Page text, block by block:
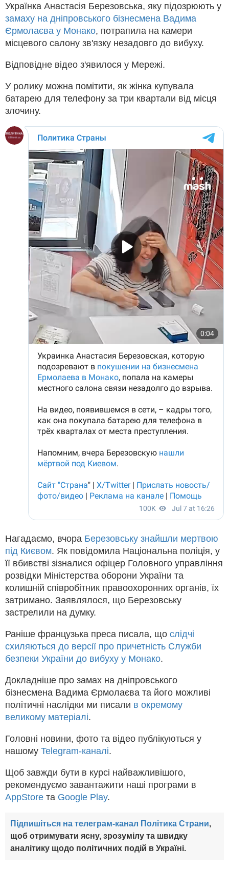
Українка Анастасія Березовська, яку підозрюють у
замаху на дніпровського бізнесмена Вадима
Єрмолаєва у Монако, потрапила на камери
місцевого салону зв'язку незадовго до вибуху.
Відповідне відео з'явилося у Мережі.
У ролику можна помітити, як жінка купувала
батарею для телефону за три квартали від місця
злочину.
Нагадаємо, вчора Березовську знайшли мертвою
під Києвом. Як повідомила Національна поліція, у
її вбивстві зізналися офіцер Головного управління
розвідки Міністерства оборони України та
колишній співробітник правоохоронних органів, їх
затримано. Заявлялося, що Березовську
застрелили на думку.
Раніше французька преса писала, що слідчі
схиляються до версії про причетність Служби
безпеки України до вибуху у Монако.
Докладніше про замах на дніпровського
бізнесмена Вадима Єрмолаєва та його можливі
політичні наслідки ми писали в окремому
великому матеріалі.
Головні новини, фото та відео публікуються у
нашому Telegram-каналі.
Щоб завжди бути в курсі найважливішого,
рекомендуємо завантажити наші програми в
AppStore та Google Play.
Підпишіться на телеграм-канал Політика Страни,
щоб отримувати ясну, зрозумілу та швидку
аналітику щодо політичних подій в Україні.